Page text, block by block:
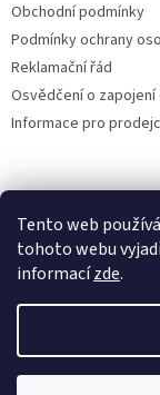
Tento web
tohoto webu
informacízde.
Obchodní podmínky
Podmínky ochrany
Reklamační řád
Osvědčení o
Informace pro